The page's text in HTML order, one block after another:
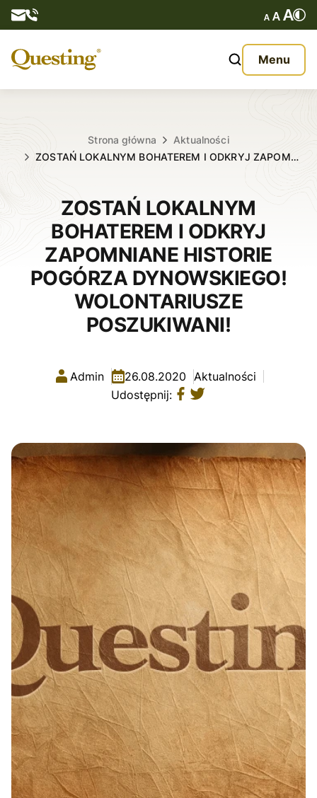
Menu
O nas
Kontakt
Strona główna
Aktualności
ZOSTAŃ LOKALNYM BOHATEREM I ODKRYJ ZAPOM…
ZOSTAŃ LOKALNYM
BOHATEREM I ODKRYJ
ZAPOMNIANE HISTORIE
POGÓRZA DYNOWSKIEGO!
WOLONTARIUSZE
POSZUKIWANI!
Admin 26.08.2020 Aktualności
Udostępnij: